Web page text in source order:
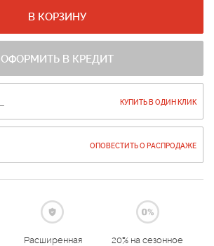
В КОРЗИНУ
ОФОРМИТЬ В КРЕДИТ
КУПИТЬ В ОДИН КЛИК
ОПОВЕСТИТЬ О РАСПРОДАЖЕ
Расширенная
20% на сезонное